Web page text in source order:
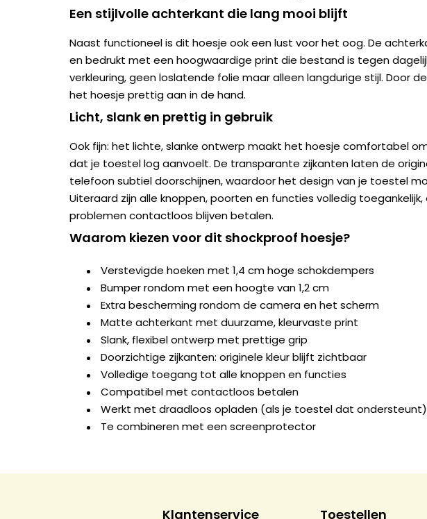
Een stijlvolle achterkant die lang mooi blijft
Naast functioneel is dit hoesje ook een lust voor het oog. De
en bedrukt met een hoogwaardige print die bestand is tegen
verkleuring, geen loslatende folie maar alleen langdurige stijl. Door
het hoesje prettig aan in de hand.
Licht, slank en prettig in gebruik
Ook fijn: het lichte, slanke ontwerp maakt het hoesje comfortabel
dat je toestel log aanvoelt. De transparante zijkanten laten de
telefoon subtiel doorschijnen, waardoor het design van je toestel
Uiteraard zijn alle knoppen, poorten en functies volledig toegankelijk,
problemen contactloos blijven betalen.
Waarom kiezen voor dit shockproof hoesje?
Verstevigde hoeken met 1,4 cm hoge schokdempers
Bumper rondom met een hoogte van 1,2 cm
Extra bescherming rondom de camera en het scherm
Matte achterkant met duurzame, kleurvaste print
Slank, flexibel ontwerp met prettige grip
Doorzichtige zijkanten: originele kleur blijft zichtbaar
Volledige toegang tot alle knoppen en functies
Compatibel met contactloos betalen
Werkt met draadloos opladen (als je toestel dat ondersteunt)
Te combineren met een screenprotector
Klantenservice Toestellen